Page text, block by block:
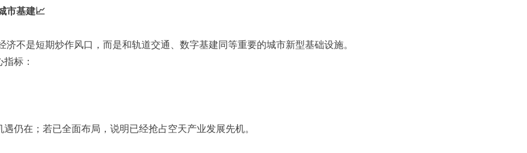
市基建📈
不是短期炒作风口，而是和轨道交通、数字基建同等重要的城市新型基础设施。
标：
在；若已全面布局，说明已经抢占空天产业发展先机。